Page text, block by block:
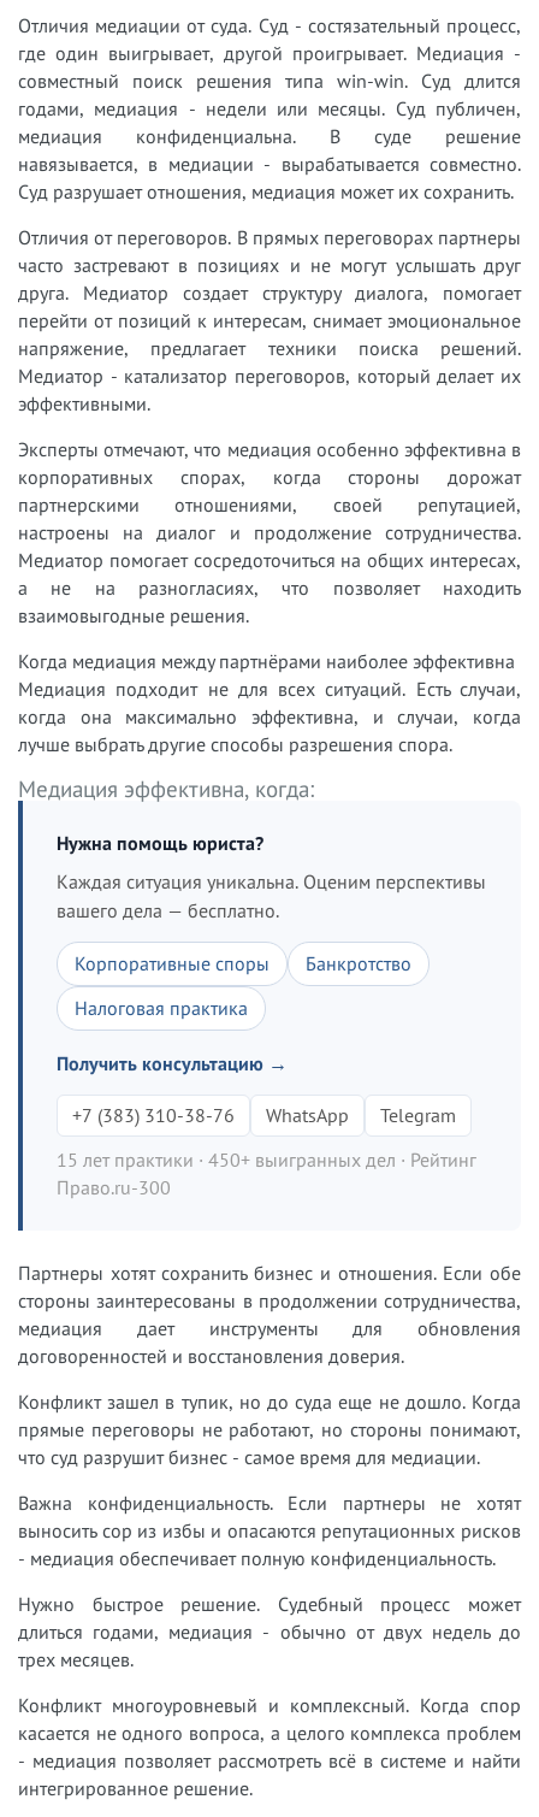
Отличия медиации от суда. Суд - состязательный процесс,
где один выигрывает, другой проигрывает. Медиация -
совместный поиск решения типа win-win. Суд длится
годами, медиация - недели или месяцы. Суд публичен,
медиация конфиденциальна. В суде решение
навязывается, в медиации - вырабатывается совместно.
Суд разрушает отношения, медиация может их сохранить.
Отличия от переговоров. В прямых переговорах партнеры
часто застревают в позициях и не могут услышать друг
друга. Медиатор создает структуру диалога, помогает
перейти от позиций к интересам, снимает эмоциональное
напряжение, предлагает техники поиска решений.
Медиатор - катализатор переговоров, который делает их
эффективными.
Эксперты отмечают, что медиация особенно эффективна в
корпоративных спорах, когда стороны дорожат
партнерскими отношениями, своей репутацией,
настроены на диалог и продолжение сотрудничества.
Медиатор помогает сосредоточиться на общих интересах,
а не на разногласиях, что позволяет находить
взаимовыгодные решения.
Когда медиация между партнёрами наиболее эффективна
Медиация подходит не для всех ситуаций. Есть случаи,
когда она максимально эффективна, и случаи, когда
лучше выбрать другие способы разрешения спора.
Медиация эффективна, когда:
Нужна помощь юриста?
Каждая ситуация уникальна. Оценим перспективы
вашего дела — бесплатно.
Корпоративные споры
Банкротство
Налоговая практика
Получить консультацию →
+7 (383) 310-38-76 WhatsApp
Telegram
15 лет практики · 450+ выигранных дел · Рейтинг
Право.ru-300
Партнеры хотят сохранить бизнес и отношения. Если обе
стороны заинтересованы в продолжении сотрудничества,
медиация дает инструменты для обновления
договоренностей и восстановления доверия.
Конфликт зашел в тупик, но до суда еще не дошло. Когда
прямые переговоры не работают, но стороны понимают,
что суд разрушит бизнес - самое время для медиации.
Важна конфиденциальность. Если партнеры не хотят
выносить сор из избы и опасаются репутационных рисков
- медиация обеспечивает полную конфиденциальность.
Нужно быстрое решение. Судебный процесс может
длиться годами, медиация - обычно от двух недель до
трех месяцев.
Конфликт многоуровневый и комплексный. Когда спор
касается не одного вопроса, а целого комплекса проблем
- медиация позволяет рассмотреть всё в системе и найти
интегрированное решение.